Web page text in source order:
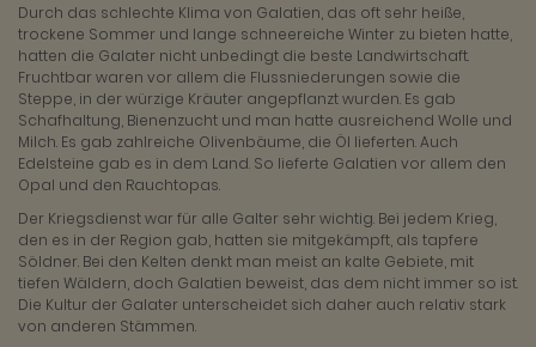
Durch das schlechte Klima von Galatien, das oft sehr heiße,
trockene Sommer und lange schneereiche Winter zu bieten hatte,
hatten die Galater nicht unbedingt die beste Landwirtschaft.
Fruchtbar waren vor allem die Flussniederungen sowie die
Steppe, in der würzige Kräuter angepflanzt wurden. Es gab
Schafhaltung, Bienenzucht und man hatte ausreichend Wolle und
Milch. Es gab zahlreiche Olivenbäume, die Öl lieferten. Auch
Edelsteine gab es in dem Land. So lieferte Galatien vor allem den
Opal und den Rauchtopas.
Der Kriegsdienst war für alle Galter sehr wichtig. Bei jedem Krieg,
den es in der Region gab, hatten sie mitgekämpft, als tapfere
Söldner. Bei den Kelten denkt man meist an kalte Gebiete, mit
tiefen Wäldern, doch Galatien beweist, das dem nicht immer so ist.
Die Kultur der Galater unterscheidet sich daher auch relativ stark
von anderen Stämmen.